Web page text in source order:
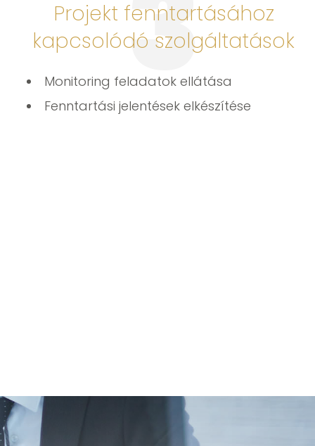
Projekt fenntartásához
kapcsolódó szolgáltatások
Monitoring feladatok ellátása
Fenntartási jelentések elkészítése